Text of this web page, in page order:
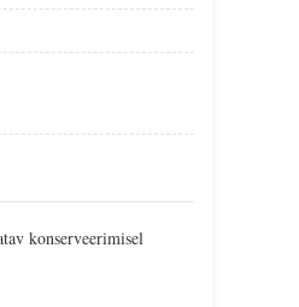
konserveerimisel